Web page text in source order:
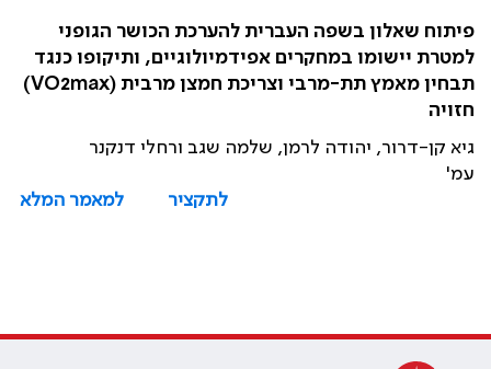
פיתוח שאלון בשפה העברית להערכת הכושר הגופני
למטרת יישומו במחקרים אפידמיולוגיים, ותיקופו כנגד
תבחין מאמץ תת-מרבי וצריכת חמצן מרבית (VO2max)
חזויה
גיא קן-דרור, יהודה לרמן, שלמה שגב ורחלי דנקנר
עמ'
לתקציר
למאמר המלא